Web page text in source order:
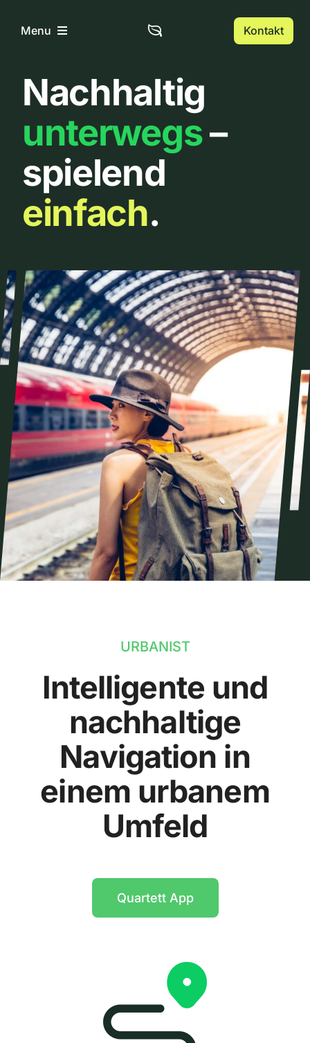
InhaltMenu
Home
Über uns
Urbanlist
Kontakt
Nachhaltig
unterwegs–
spielend
einfach.
URBANIST
Intelligente und
nachhaltige
Navigation in
einem urbanem
Umfeld
Quartett App